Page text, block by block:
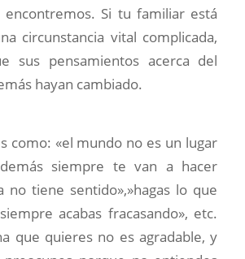
Si tu familiar está
circunstancia vital complicada,
sus pensamientos acerca del
hayan cambiado.
como: «el mundo no es un lugar
siempre te van a hacer
no tiene sentido»,»hagas lo que
acabas fracasando», etc.
que quieres no es agradable, y